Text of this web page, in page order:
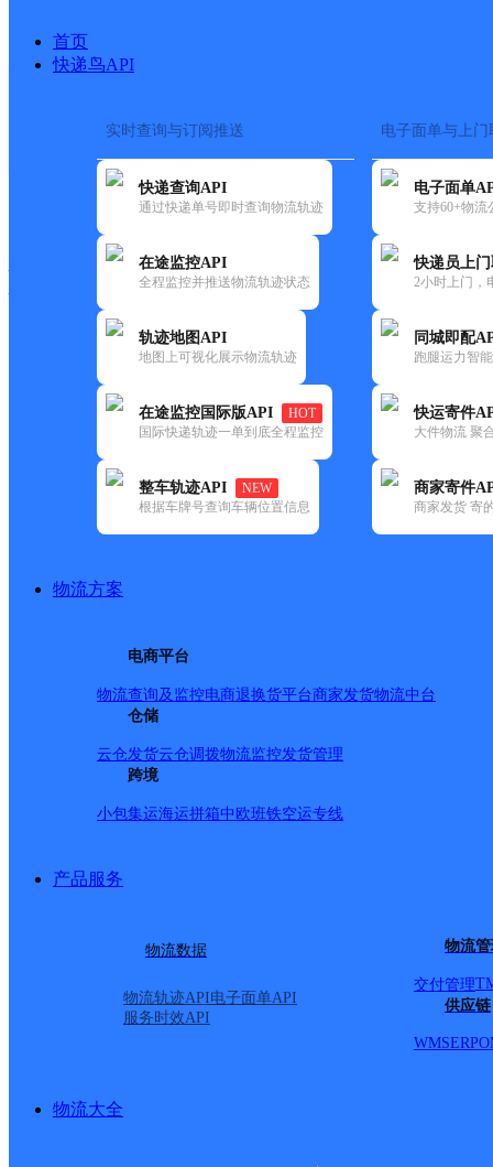
首页
快递鸟API
实时查询与订阅推送
快递查询API
通过快递单号即时查询物流轨迹
在途监控API
全程监控并推送物流轨迹状态
轨迹地图API
地图上可视化展示物流轨迹
在途监控国际版API
HOT
国际快递轨迹一单到底全程监控
整车轨迹API
NEW
根据车牌号查询车辆位置信息
电子面单与上门
电子面单
支持60+物流
快递员上
2小时上门，
同城即配
跑腿运力智
快运寄件
大件物流 聚
商家寄件
商家发货 寄
物流方案
电商平台
物流查询及监控电商退换货平台商家发货物流中台
仓储
云仓发货云仓调拨物流监控发货管理
跨境
小包集运海运拼箱中欧班铁空运专线
产品服务
物流数据
物流轨迹API电子面单API
服务时效API
物流
交付管理
供应链
WMSERP
物流大全
快运大全 快递时效
天地
武威市天祝县网点
更新时间：2022-07-12 00:00:00
所属快递：天地华宇
所属区域：甘肃省-武威市-天祝藏族自治县
网点地址：甘肃省武威市天祝县华藏镇延禧路
网点负责人：